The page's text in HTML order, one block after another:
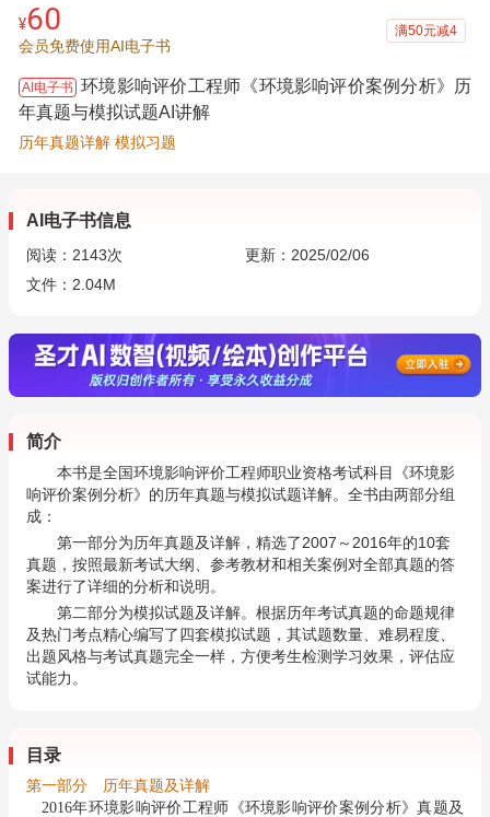
¥60
会员免费使用AI电子书
满50元减4
AI电子书 环境影响评价工程师《环境影响评价案例分析》历
年真题与模拟试题AI讲解
历年真题详解 模拟习题
AI电子书信息
阅读： 2143次
更新：2025/02/06
文件：2.04M
简介
本书是全国环境影响评价工程师职业资格考试科目《环境影
响评价案例分析》的历年真题与模拟试题详解。全书由两部分组
成：
第一部分为历年真题及详解，精选了2007～2016年的10套
真题，按照最新考试大纲、参考教材和相关案例对全部真题的答
案进行了详细的分析和说明。
第二部分为模拟试题及详解。根据历年考试真题的命题规律
及热门考点精心编写了四套模拟试题，其试题数量、难易程度、
出题风格与考试真题完全一样，方便考生检测学习效果，评估应
试能力。
目录
第一部分 历年真题及详解
2016年环境影响评价工程师《环境影响评价案例分析》真题及